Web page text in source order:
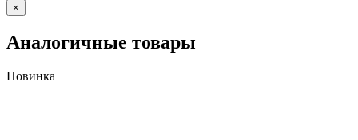
×
Аналогичные товары
Новинка